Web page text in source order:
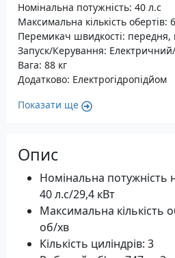
Номінальна потужність: 40 л.с
Максимальна кількість обертів:
Перемикач швидкості: передня,
Запуск/Керування:
Вага: 88 кг
Додатково: Електрогідропідйом
Показати ще
Опис
Номінальна потужність
40 л.с/29,4 кВт
Максимальна кількість
об/хв
Кількість циліндрів: 3